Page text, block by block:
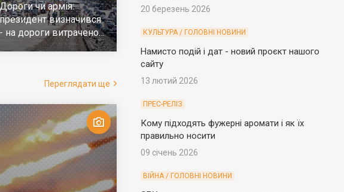
Дороги чи армія:
президент визначився
- на дороги витрачено
у 10 разів більше
Переглядати ще
20 березень 2026
КУЛЬТУРА / ГОЛОВНІ НОВИНИ
Намисто подій і дат - новий проєкт нашого
сайту
13 лютий 2026
ПРЕС-РЕЛІЗ
Кому підходять фужерні аромати і як їх
правильно носити
09 січень 2026
ВІЙНА / ГОЛОВНІ НОВИНИ